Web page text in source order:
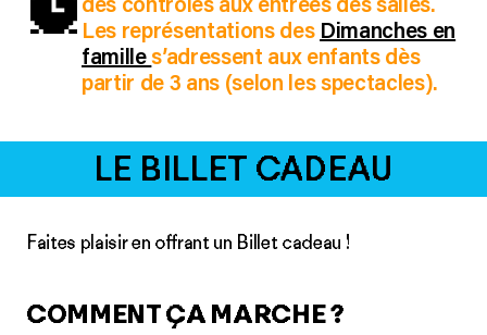
des contrôles aux entrées des salles.
Les représentations des Dimanches en
familles’adressent aux enfants dès
partir de 3 ans (selon les spectacles).
LE BILLET CADEAU
Faites plaisir en offrant un Billet cadeau !
COMMENT ÇA MARCHE ?